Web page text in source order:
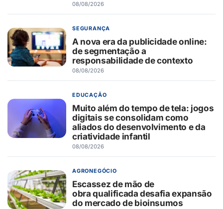
08/08/2026
SEGURANÇA
A nova era da publicidade online:
de segmentação a
responsabilidade de contexto
08/08/2026
EDUCAÇÃO
Muito além do tempo de tela: jogos
digitais se consolidam como
aliados do desenvolvimento e da
criatividade infantil
08/08/2026
AGRONEGÓCIO
Escassez de mão de
obra qualificada desafia expansão
do mercado de bioinsumos